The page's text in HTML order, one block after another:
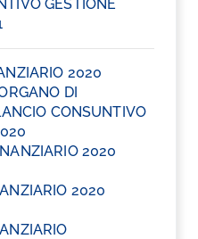
GESTIONE
2020
DI
CONSUNTIVO
2020
2020